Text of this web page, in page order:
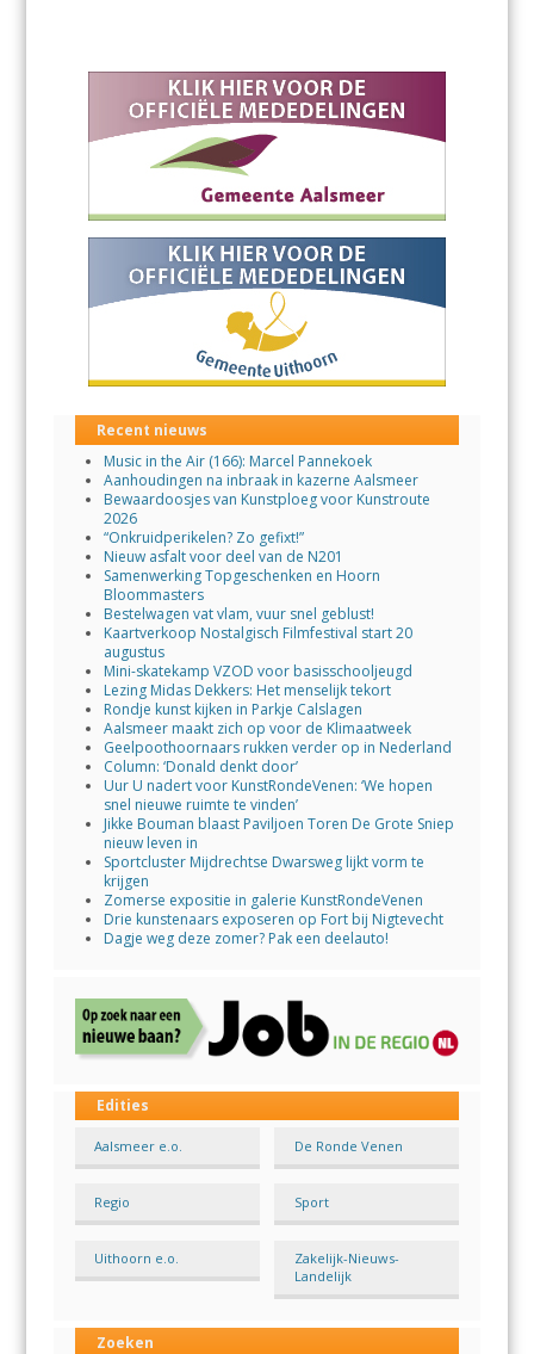
Recent nieuws
Music in the Air (166): Marcel Pannekoek
Aanhoudingen na inbraak in kazerne Aalsmeer
Bewaardoosjes van Kunstploeg voor Kunstroute
2026
“Onkruidperikelen? Zo gefixt!”
Nieuw asfalt voor deel van de N201
Samenwerking Topgeschenken en Hoorn
Bloommasters
Bestelwagen vat vlam, vuur snel geblust!
Kaartverkoop Nostalgisch Filmfestival start 20
augustus
Mini-skatekamp VZOD voor basisschooljeugd
Lezing Midas Dekkers: Het menselijk tekort
Rondje kunst kijken in Parkje Calslagen
Aalsmeer maakt zich op voor de Klimaatweek
Geelpoothoornaars rukken verder op in Nederland
Column: ‘Donald denkt door’
Uur U nadert voor KunstRondeVenen: ‘We hopen
snel nieuwe ruimte te vinden’
Jikke Bouman blaast Paviljoen Toren De Grote Sniep
nieuw leven in
Sportcluster Mijdrechtse Dwarsweg lijkt vorm te
krijgen
Zomerse expositie in galerie KunstRondeVenen
Drie kunstenaars exposeren op Fort bij Nigtevecht
Dagje weg deze zomer? Pak een deelauto!
Edities
Aalsmeer e.o. De Ronde Venen
Regio Sport
Uithoorn e.o.
Zakelijk-Nieuws-
Landelijk
Zoeken